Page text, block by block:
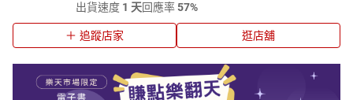
出貨速度 1 天回應率57%
追蹤店家 逛店舖